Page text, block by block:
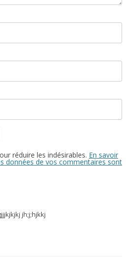
réduire les indésirables. En savoir
données de vos commentaires sont
jh;j;hjkkj